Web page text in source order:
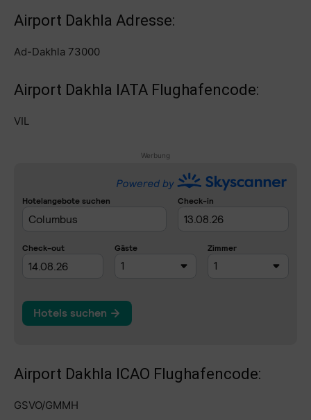
Airport Dakhla Adresse:
Ad-Dakhla 73000
Airport Dakhla IATA Flughafencode:
VIL
Werbung
Airport Dakhla ICAO Flughafencode:
GSVO/GMMH